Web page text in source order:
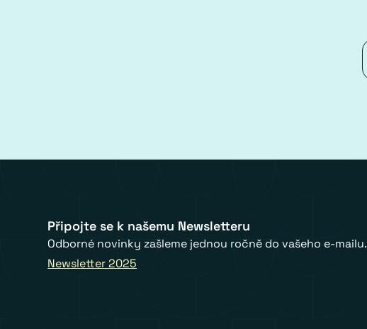
Připojte se k našemu Newsletteru
Odborné novinky zašleme jednou ročně do vašeho e-mailu.
Newsletter 2025